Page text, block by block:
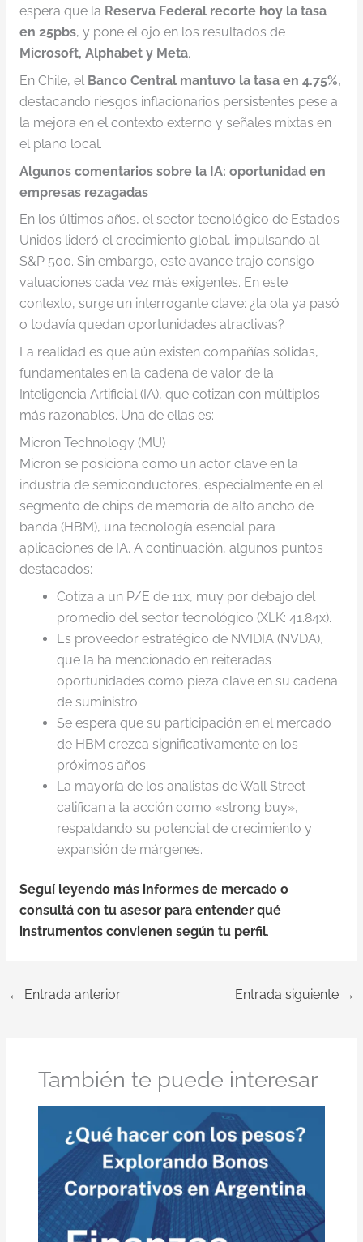
espera que la Reserva Federal recorte hoy la tasa
en 25pbs, y pone el ojo en los resultados de
Microsoft, Alphabet y Meta.
En Chile, el Banco Central mantuvo la tasa en 4.75%,
destacando riesgos inflacionarios persistentes pese a
la mejora en el contexto externo y señales mixtas en
el plano local.
Algunos comentarios sobre la IA: oportunidad en
empresas rezagadas
En los últimos años, el sector tecnológico de Estados
Unidos lideró el crecimiento global, impulsando al
S&P 500. Sin embargo, este avance trajo consigo
valuaciones cada vez más exigentes. En este
contexto, surge un interrogante clave: ¿la ola ya pasó
o todavía quedan oportunidades atractivas?
La realidad es que aún existen compañías sólidas,
fundamentales en la cadena de valor de la
Inteligencia Artificial (IA), que cotizan con múltiplos
más razonables. Una de ellas es:
Micron Technology (MU)
Micron se posiciona como un actor clave en la
industria de semiconductores, especialmente en el
segmento de chips de memoria de alto ancho de
banda (HBM), una tecnología esencial para
aplicaciones de IA. A continuación, algunos puntos
destacados:
Cotiza a un P/E de 11x, muy por debajo del
promedio del sector tecnológico (XLK: 41.84x).
Es proveedor estratégico de NVIDIA (NVDA),
que la ha mencionado en reiteradas
oportunidades como pieza clave en su cadena
de suministro.
Se espera que su participación en el mercado
de HBM crezca significativamente en los
próximos años.
La mayoría de los analistas de Wall Street
califican a la acción como «strong buy»,
respaldando su potencial de crecimiento y
expansión de márgenes.
Seguí leyendo más informes de mercado o
consultá con tu asesor para entender qué
instrumentos convienen según tu perfil.
← Entrada anterior Entrada siguiente →
También te puede interesar